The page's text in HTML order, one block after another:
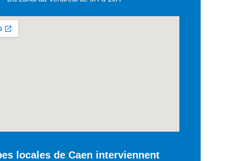
locales de Caen interviennent